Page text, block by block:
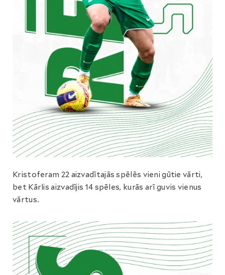
Kristoferam 22 aizvadītajās spēlēs vieni gūtie vārti,
bet Kārlis aizvadījis 14 spēles, kurās arī guvis vienus
vārtus.